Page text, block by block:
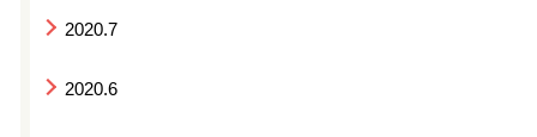
2020.7
2020.6